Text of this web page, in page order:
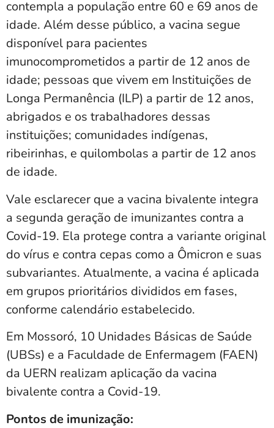
contempla a população entre 60 e 69 anos de
idade. Além desse público, a vacina segue
disponível para pacientes
imunocomprometidos a partir de 12 anos de
idade; pessoas que vivem em Instituições de
Longa Permanência (ILP) a partir de 12 anos,
abrigados e os trabalhadores dessas
instituições; comunidades indígenas,
ribeirinhas, e quilombolas a partir de 12 anos
de idade.
Vale esclarecer que a vacina bivalente integra
a segunda geração de imunizantes contra a
Covid-19. Ela protege contra a variante original
do vírus e contra cepas como a Ômicron e suas
subvariantes. Atualmente, a vacina é aplicada
em grupos prioritários divididos em fases,
conforme calendário estabelecido.
Em Mossoró, 10 Unidades Básicas de Saúde
(UBSs) e a Faculdade de Enfermagem (FAEN)
da UERN realizam aplicação da vacina
bivalente contra a Covid-19.
Pontos de imunização: